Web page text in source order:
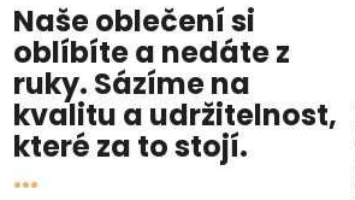
Naše oblečení si
oblíbíte a nedáte z
ruky. Sázíme na
kvalitu a udržitelnost,
které za to stojí.
...